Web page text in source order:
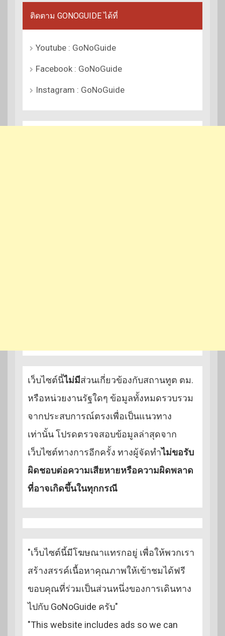
ติดตาม GONOGUIDE ได้ที่
Youtube : GoNoGuide
Facebook : GoNoGuide
Instagram : GoNoGuide
เว็บไซต์นี้ไม่มีส่วนเกี่ยวข้องกับสถานทูต ตม.
หรือหน่วยงานรัฐใดๆ ข้อมูลทั้งหมดรวบรวม
จากประสบการณ์ตรงเพื่อเป็นแนวทาง
เท่านั้น โปรดตรวจสอบข้อมูลล่าสุดจาก
เว็บไซต์ทางการอีกครั้ง ทางผู้จัดทำไม่ขอรับ
ผิดชอบต่อความเสียหายหรือความผิดพลาด
ที่อาจเกิดขึ้นในทุกกรณี
"เว็บไซต์นี้มีโฆษณาแทรกอยู่ เพื่อให้พวกเรา
สร้างสรรค์เนื้อหาคุณภาพให้เข้าชมได้ฟรี
ขอบคุณที่ร่วมเป็นส่วนหนึ่งของการเดินทาง
ไปกับ GoNoGuide ครับ"
"This website includes ads so we can